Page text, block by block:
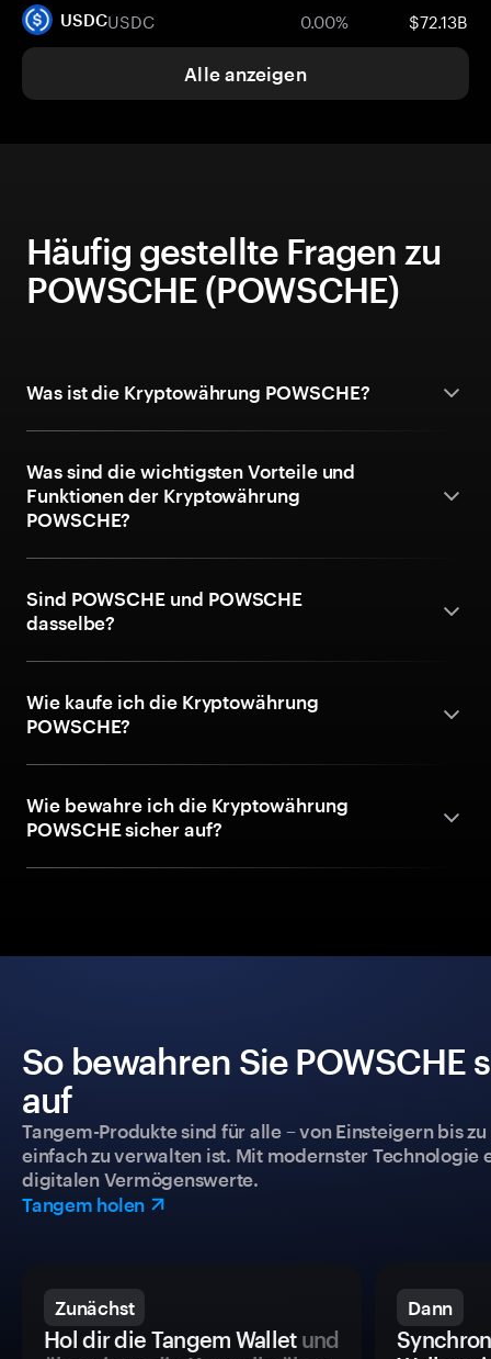
USDCUSDC 0.00% $72.13B
Alle anzeigen
Häufig gestellte Fragen zu
POWSCHE (POWSCHE)
Was ist die Kryptowährung POWSCHE?
Was sind die wichtigsten Vorteile und
Funktionen der Kryptowährung
POWSCHE?
Sind POWSCHE und POWSCHE
dasselbe?
Wie kaufe ich die Kryptowährung
POWSCHE?
Wie bewahre ich die Kryptowährung
POWSCHE sicher auf?
So bewahren Sie
auf
Tangem-Produkte sind für alle – von Einsteigern bis
einfach zu verwalten ist. Mit modernster
digitalen Vermögenswerte.
Tangem holen
Zunächst
Hol dir die Tangem Walletund
Dann